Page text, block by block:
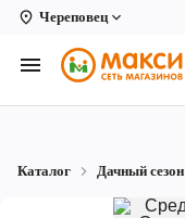
Череповец
Вологда
Архангельск
Каталог Дачный сезон